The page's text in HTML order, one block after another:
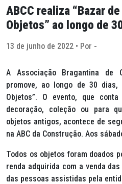
ABCC realiza “Bazar
Objetos” ao longo de
13 de junho de 2022 • Por -
A Associação Bragantina de
promove, ao longo de 30
Objetos”. O evento, que
decoração, coleção ou para
objetos antigos, acontece de
na ABC da Construção. Aos
Todos os objetos foram doados
renda adquirida com a venda
das pessoas assistidas pela